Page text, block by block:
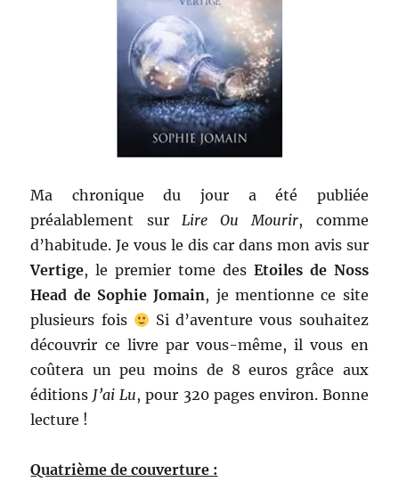
Ma chronique du jour a été publiée
préalablement sur Lire Ou Mourir, comme
d’habitude. Je vous le dis car dans mon avis sur
Vertige, le premier tome desEtoiles de Noss
Head de Sophie Jomain, je mentionne ce site
plusieurs fois
Si d’aventure vous souhaitez
découvrir ce livre par vous-même, il vous en
coûtera un peu moins de 8 euros grâce aux
éditions J’ai Lu, pour 320 pages environ. Bonne
lecture !
Quatrième de couverture :